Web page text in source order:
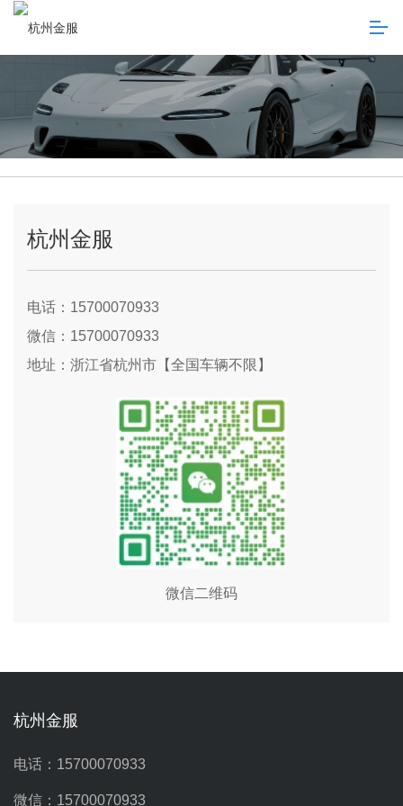
杭州金服
电话：15700070933
微信：15700070933
地址：浙江省杭州市【全国车辆不限】
微信二维码
杭州金服
电话：15700070933
微信：15700070933